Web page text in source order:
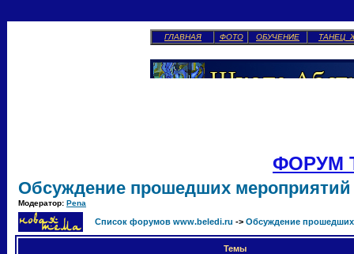
ГЛАВНАЯ ФОТО ОБУЧЕНИЕ ТАНЕЦ
ФОРУМ
Обсуждение прошедших мероприятий
Модератор: Pena
Список форумов www.beledi.ru -> Обсуждение
Темы